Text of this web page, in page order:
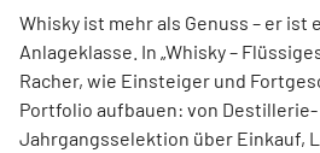
Whisky ist mehr als Genuss – er ist
Anlageklasse. In „Whisky –
Racher, wie Einsteiger und
Portfolio aufbauen: von Destillerie-
Jahrgangsselektion über Einkauf,